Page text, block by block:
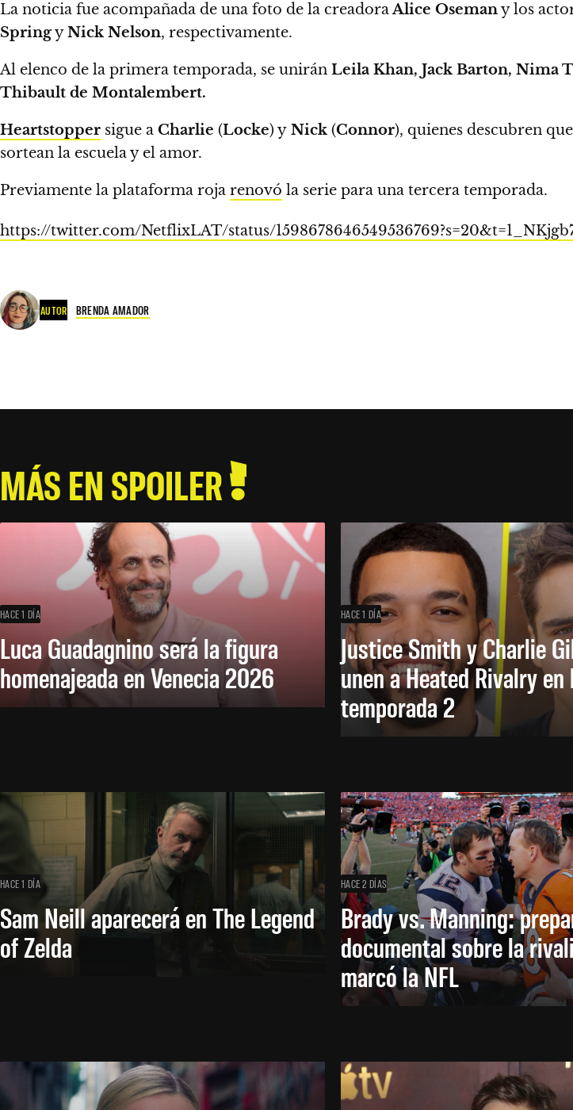
La noticia fue acompañada de una foto de la creadoraAlice Osemany los
SpringyNick Nelson, respectivamente.
Al elenco de la primera temporada, se unirán Leila Khan, Jack Barton, Nima
Thibault de Montalembert.
Heartstopper sigue a Charlie (Locke) y Nick (Connor), quienes descubren
sortean la escuela y el amor.
Previamente la plataforma roja renovó la serie para una tercera temporada.
https://twitter.com/NetflixLAT/status/
AUTOR BRENDA AMADOR
MÁS EN SPOILER
HACE 1 DÍA
Luca Guadagnino será la figura
homenajeada en Venecia 2026
HACE 1 DÍA
Justice Smith y Charlie
unen a Heated Rivalry en
temporada 2
HACE 1 DÍA
Sam Neill aparecerá en The Legend
of Zelda
HACE 2 DÍAS
Brady vs. Manning:
documental sobre la
marcó la NFL